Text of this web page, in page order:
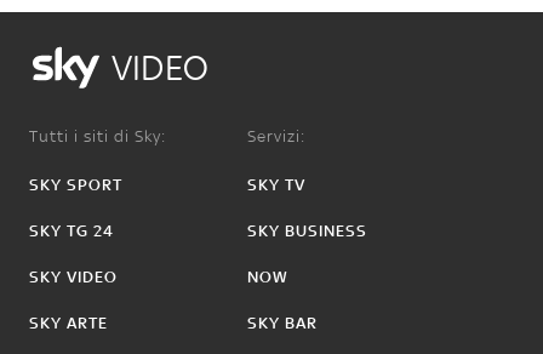
VIDEO
Tutti i siti di Sky:
SKY SPORT
SKY TG 24
SKY VIDEO
SKY ARTE
Servizi:
SKY TV
SKY BUSINESS
NOW
SKY BAR